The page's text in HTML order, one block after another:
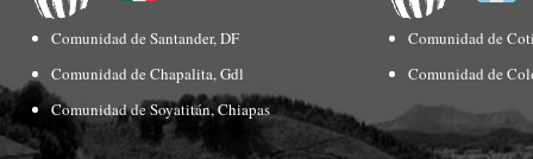
Comunidad de Santander, DF
Comunidad de Chapalita, Gdl
Comunidad de Soyatitán, Chiapas
Comunidad de
Comunidad de